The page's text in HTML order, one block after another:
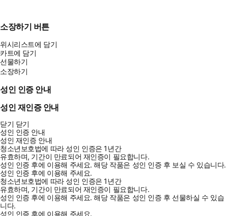
소장하기 버튼
위시리스트에 담기
카트에 담기
선물하기
소장하기
성인 인증 안내
성인 재인증 안내
닫기 닫기
성인 인증 안내
성인 재인증 안내
청소년보호법에 따라 성인 인증은 1년간
유효하며, 기간이 만료되어 재인증이 필요합니다.
성인 인증 후에 이용해 주세요.해당 작품은 성인 인증 후 보실 수 있습니다.
성인 인증 후에 이용해 주세요.
청소년보호법에 따라 성인 인증은 1년간
유효하며, 기간이 만료되어 재인증이 필요합니다.
성인 인증 후에 이용해 주세요.해당 작품은 성인 인증 후 선물하실 수 있습
니다.
성인 인증 후에 이용해 주세요.